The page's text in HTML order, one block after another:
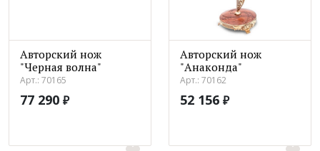
Авторский нож
"Черная волна"
Арт.: 70165
77 290 ₽
Авторский нож
"Анаконда"
Арт.: 70162
52 156 ₽